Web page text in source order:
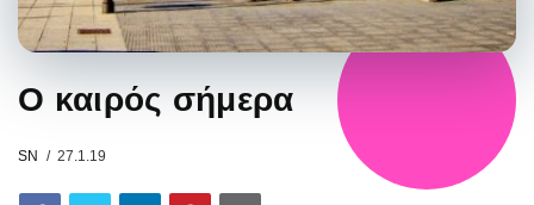
Ο καιρός σήμερα
SN 27.1.19